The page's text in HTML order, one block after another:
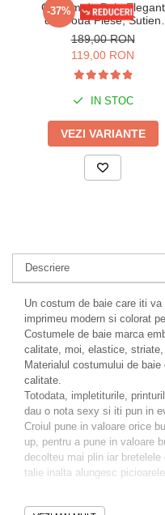
-37%
Costum de Baie Elegant
din Doua Piese, Sutien
Sidefat si Slip Negru cu
Talie Inalta y9223
negru/neon
189,00 RON
119,00 RON
IN STOC
VEZI VARIANTE
Descriere
Un costum de baie care iti
imprimeu modern si colorat
Costumele de baie marca
calitate, moi, elastice,
Materialul costumului de
calitate.
Totodata, impletiturile,
dau o nota sexy si iti pun in
Croiul pune in valoare orice
up, pentru a pune in valoare
decolteu mai plin iar
talie inalta alungesc
Alege costumul de baie care